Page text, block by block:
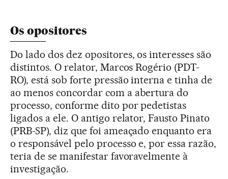
Os opositores
Do lado dos dez opositores, os interesses são
distintos. O relator, Marcos Rogério (PDT-
RO), está sob forte pressão interna e tinha de
ao menos concordar com a abertura do
processo, conforme dito por pedetistas
ligados a ele. O antigo relator, Fausto Pinato
(PRB-SP), diz que foi ameaçado enquanto era
o responsável pelo processo e, por essa razão,
teria de se manifestar favoravelmente à
investigação.